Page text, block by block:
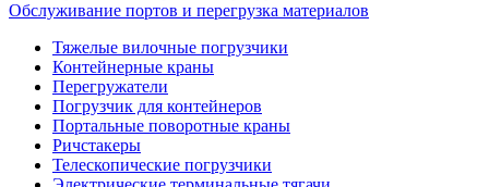
Обслуживание портов и перегрузка материалов
Тяжелые вилочные погрузчики
Контейнерные краны
Перегружатели
Погрузчик для контейнеров
Портальные поворотные краны
Ричстакеры
Телескопические погрузчики